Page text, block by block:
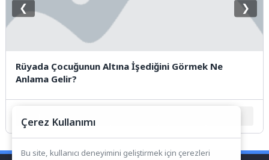
Rüyada Çocuğunun Altına İşediğini Görmek Ne
Anlama Gelir?
❮ ❯
Çerez Kullanımı
Bu site, kullanıcı deneyimini geliştirmek için çerezleri